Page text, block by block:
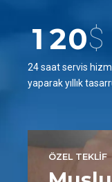
4
5
6
7
8
1
2
3
4
5
2
3
4
5
6
0$
24 saat servis
yaparak yıllık
ÖZEL TEKLİF